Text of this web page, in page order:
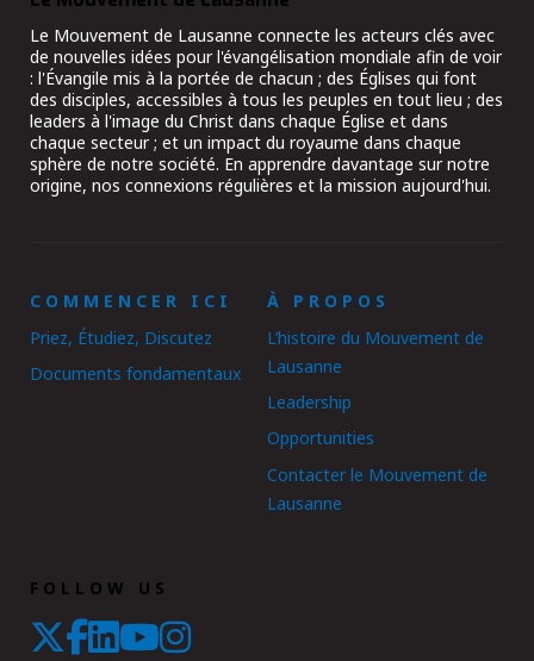
Le Mouvement de Lausanne connecte les acteurs clés avec
de nouvelles idées pour l'évangélisation mondiale afin de voir
: l'Évangile mis à la portée de chacun ; des Églises qui font
des disciples, accessibles à tous les peuples en tout lieu ; des
leaders à l'image du Christ dans chaque Église et dans
chaque secteur ; et un impact du royaume dans chaque
sphère de notre société. En apprendre davantage sur notre
origine, nos connexions régulières et la mission aujourd'hui.
COMMENCER ICI
Priez, Étudiez, Discutez
Documents fondamentaux
À PROPOS
L’histoire du Mouvement de
Lausanne
Leadership
Opportunities
Contacter le Mouvement de
Lausanne
FOLLOW US